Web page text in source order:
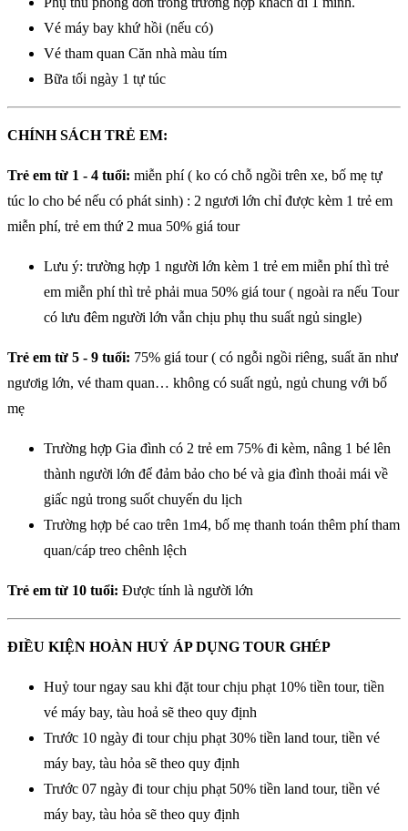
Vé máy bay khứ hồi (nếu có)
Vé tham quan Căn nhà màu tím
Bữa tối ngày 1 tự túc
CHÍNH SÁCH TRẺ EM:
Trẻ em từ 1 - 4 tuổi: miễn phí ( ko có chỗ ngồi trên xe, bố mẹ tự
túc lo cho bé nếu có phát sinh) : 2 ngươi lớn chỉ được kèm 1 trẻ em
miễn phí, trẻ em thứ 2 mua 50% giá tour
Lưu ý: trường hợp 1 người lớn kèm 1 trẻ em miễn phí thì trẻ
em miễn phí thì trẻ phải mua 50% giá tour ( ngoài ra nếu Tour
có lưu đêm người lớn vẫn chịu phụ thu suất ngủ single)
Trẻ em từ 5 - 9 tuổi: 75% giá tour ( có ngỗi ngồi riêng, suất ăn như
ngươig lớn, vé tham quan… không có suất ngủ, ngủ chung với bố
mẹ
Trường hợp Gia đình có 2 trẻ em 75% đi kèm, nâng 1 bé lên
thành người lớn để đảm bảo cho bé và gia đình thoải mái về
giấc ngủ trong suốt chuyến du lịch
Trường hợp bé cao trên 1m4, bố mẹ thanh toán thêm phí tham
quan/cáp treo chênh lệch
Trẻ em từ 10 tuổi: Được tính là người lớn
ĐIỀU KIỆN HOÀN HUỶ ÁP DỤNG TOUR GHÉP
Huỷ tour ngay sau khi đặt tour chịu phạt 10% tiền tour, tiền
vé máy bay, tàu hoả sẽ theo quy định
Trước 10 ngày đi tour chịu phạt 30% tiền land tour, tiền vé
máy bay, tàu hỏa sẽ theo quy định
Trước 07 ngày đi tour chịu phạt 50% tiền land tour, tiền vé
máy bay, tàu hỏa sẽ theo quy định